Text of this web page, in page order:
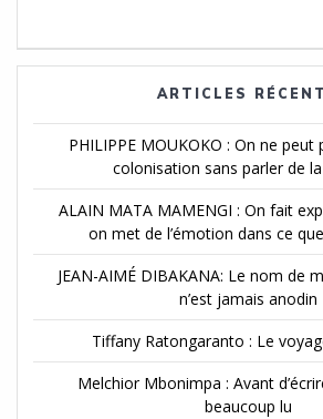
ARTICLES
PHILIPPE MOUKOKO : On ne peut
colonisation sans parler de
ALAIN MATA MAMENGI : On fait
on met de l’émotion dans ce
JEAN-AIMÉ DIBAKANA: Le nom de
n’est jamais anodin
Tiffany Ratongaranto : Le
Melchior Mbonimpa : Avant
beaucoup lu